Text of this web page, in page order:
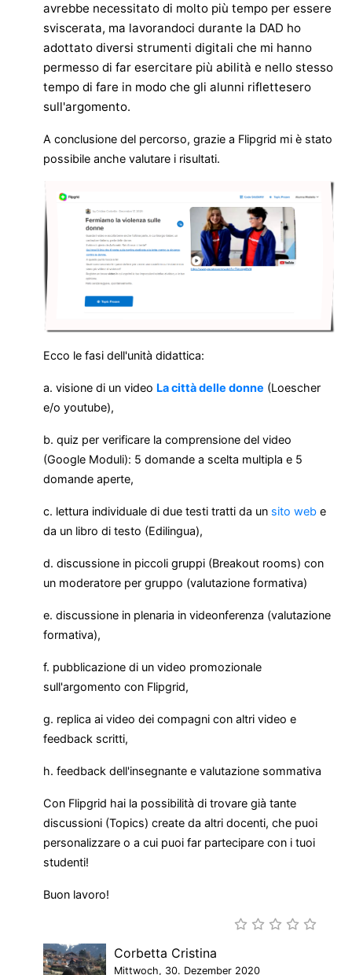
avrebbe necessitato di molto più tempo per essere
sviscerata, ma lavorandoci durante la DAD ho
adottato diversi strumenti digitali che mi hanno
permesso di far esercitare più abilità e nello stesso
tempo di fare in modo che gli alunni riflettesero
sull'argomento.
A conclusione del percorso, grazie a Flipgrid mi è stato
possibile anche valutare i risultati.
Ecco le fasi dell'unità didattica:
a. visione di un video La città delle donne (Loescher
e/o youtube),
b. quiz per verificare la comprensione del video
(Google Moduli): 5 domande a scelta multipla e 5
domande aperte,
c. lettura individuale di due testi tratti da un sito web e
da un libro di testo (Edilingua),
d. discussione in piccoli gruppi (Breakout rooms) con
un moderatore per gruppo (valutazione formativa)
e. discussione in plenaria in videonferenza (valutazione
formativa),
f. pubblicazione di un video promozionale
sull'argomento con Flipgrid,
g. replica ai video dei compagni con altri video e
feedback scritti,
h. feedback dell'insegnante e valutazione sommativa
Con Flipgrid hai la possibilità di trovare già tante
discussioni (Topics) create da altri docenti, che puoi
personalizzare o a cui puoi far partecipare con i tuoi
studenti!
Buon lavoro!
Corbetta Cristina
Mittwoch, 30. Dezember 2020